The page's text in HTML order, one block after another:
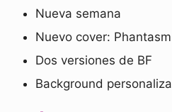
Nueva semana
Nuevo cover: Phantasm
Dos versiones de BF
Background